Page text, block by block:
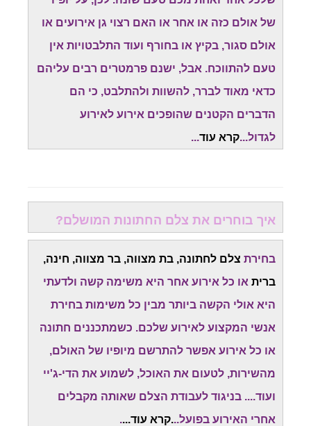
של אולם כזה או אחר או האם רצוי גן אירועים או
אולם סגור, בקיץ או בחורף ועוד התלבטויות אין
טעם להתווכח. אבל, ישנם פרמטרים רבים עליהם
כדאי מאוד לברר, להשוות ולהתלבט, כי הם
הדברים הקטנים שהופכים אירוע לאירוע
לגדול...קרא עוד...
איך בוחרים את צלם החתונות המושלם?
בחירת צלם לחתונה, בת מצווה, בר מצווה, חינה,
ברית או כל אירוע אחר היא משימה קשה ולדעתי
היא אולי הקשה ביותר מבין כל משימות בחירת
אנשי המקצוע לאירוע שלכם. כשמתכננים חתונה
או כל אירוע אפשר להתרשם מיופיו של האולם,
מהשירות, לטעום את האוכל, לשמוע את הדי-ג'יי
ועוד.... בניגוד לעבודת הצלם שאותה מקבלים
אחרי האירוע בפועל...קרא עוד...
.